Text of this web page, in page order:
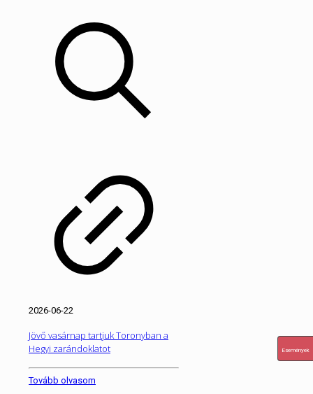
2026-06-22
Jövő vasárnap tartjuk Toronyban a
Hegyi zarándoklatot
Tovább olvasom
Események